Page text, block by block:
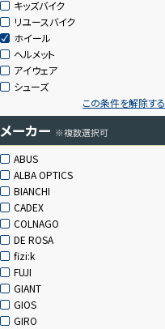
キッズバイク
リユースバイク
ホイール
ヘルメット
アイウェア
シューズ
この条件を解除する
メーカー ※複数選択可
ABUS
ALBA OPTICS
BIANCHI
CADEX
COLNAGO
DE ROSA
fizi:k
FUJI
GIANT
GIOS
GIRO